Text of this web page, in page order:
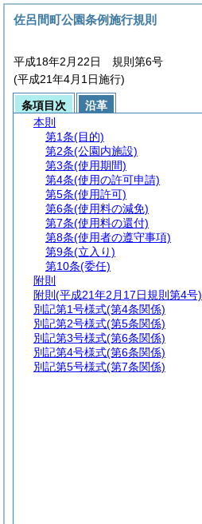
佐呂間町公園条例施行規則
平成18年2月22日 規則第6号
(平成21年4月1日施行)
条項目次
沿革
本則
第1条(目的)
第2条(公園内施設)
第3条(使用期間)
第4条(使用の許可申請)
第5条(使用許可)
第6条(使用料の減免)
第7条(使用料の還付)
第8条(使用者の遵守事項)
第9条(立入り)
第10条(委任)
附則
附則 (平成21年2月17日規則第4号)
別記第1号様式(第4条関係)
別記第2号様式(第5条関係)
別記第3号様式(第6条関係)
別記第4号様式(第6条関係)
別記第5号様式(第7条関係)